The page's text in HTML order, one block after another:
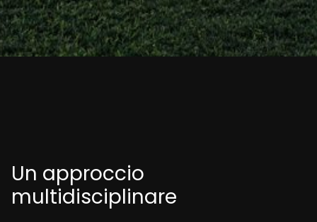
Un approccio
multidisciplinare